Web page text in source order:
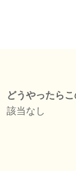
どうやったら
該当なし